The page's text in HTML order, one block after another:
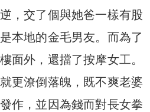
，交了個與她爸一樣有股
本地的金毛男友。而為了
面外，還擋了按摩女工。
更潦倒落魄，既不爽老婆
作，並因為錢而對長女拳